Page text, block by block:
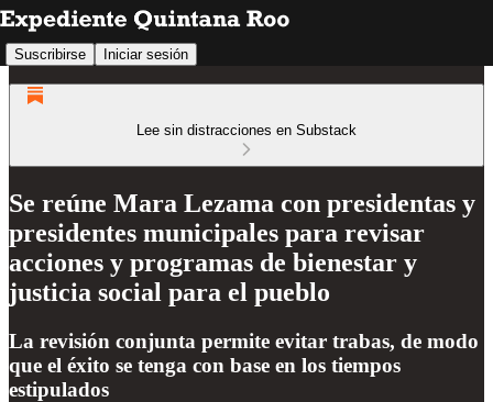
Suscribirse Iniciar sesión
Lee sin distracciones en Substack
Se reúne Mara Lezama con presidentas y
presidentes municipales para revisar
acciones y programas de bienestar y
justicia social para el pueblo
La revisión conjunta permite evitar trabas, de modo
que el éxito se tenga con base en los tiempos
estipulados